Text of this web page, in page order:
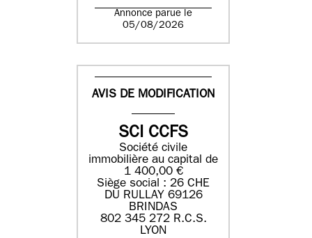
Annonce parue le
05/08/2026
AVIS DE MODIFICATION
SCI CCFS
Société civile
immobilière au capital de
1 400,00 €
Siège social : 26 CHE
DU RULLAY 69126
BRINDAS
802 345 272 R.C.S.
LYON